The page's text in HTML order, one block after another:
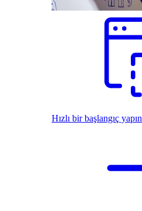
Hızlı bir başlangıç yapın